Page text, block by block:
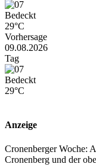
Bedeckt
29°C
Vorhersage
09.08.2026
Tag
Bedeckt
29°C
Anzeige
Cronenberger Woche:
Cronenberg und der